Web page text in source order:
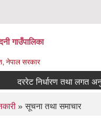
गाउँपालिका
नेपाल सरकार
दररेट निर्धारण तथा लगत
» सूचना तथा समाचार